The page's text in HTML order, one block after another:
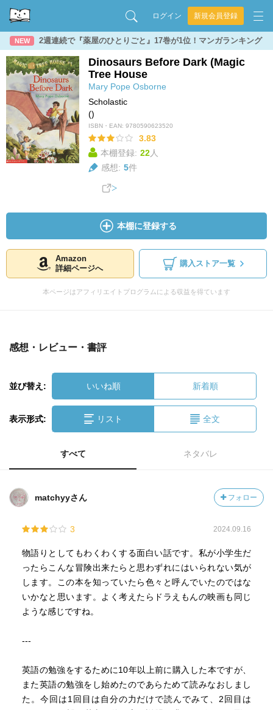
ログイン 新規会員登録
NEW 2週連続で『薬屋のひとりごと』17巻が1位！マンガランキング
Dinosaurs Before Dark (Magic
Tree House
Mary Pope Osborne
Scholastic
()
ISBN・EAN: 9780590623520
3.83
本棚登録: 22人
感想: 5件
本棚に登録する
Amazon
詳細ページへ
購入ストア一覧
本ページはアフィリエイトプログラムによる収益を得ています
感想・レビュー・書評
並び替え: いいね順 新着順
表示形式: リスト 全文
すべて ネタバレ
matchyyさん フォロー
3 2024.09.16
物語りとしてもわくわくする面白い話です。私が小学生だ
ったらこんな冒険出来たらと思わずれにはいられない気が
します。この本を知っていたら色々と呼んでいたのではな
いかなと思います。よく考えたらドラえもんの映画も同じ
ような感じですね。
---
英語の勉強をするために10年以上前に購入した本ですが、
また英語の勉強をし始めたのであらためて読みなおしまし
た。今回は1回目は自分の力だけで読んでみて、2回目は